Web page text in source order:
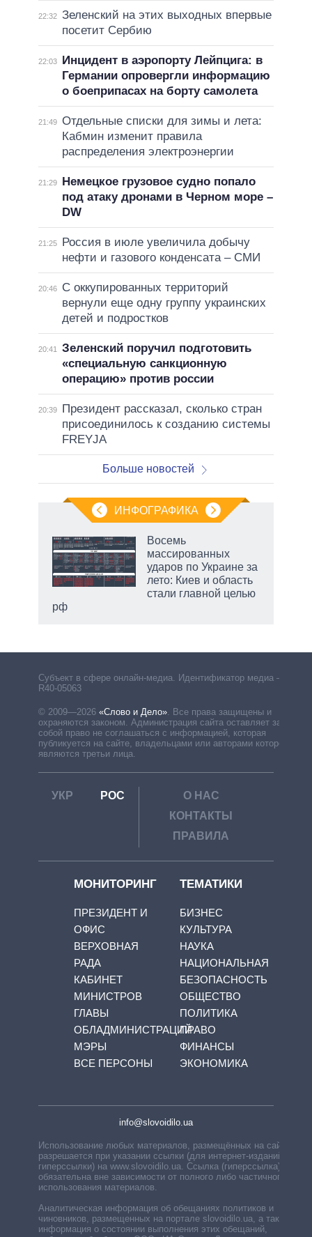
22:32 Зеленский на этих выходных впервые
посетит Сербию
22:03
Инцидент в аэропорту Лейпцига: в
Германии опровергли информацию
о боеприпасах на борту самолета
21:49 Отдельные списки для зимы и лета:
Кабмин изменит правила
распределения электроэнергии
21:29
Немецкое грузовое судно попало
под атаку дронами в Черном море –
DW
21:25
Россия в июле увеличила добычу
нефти и газового конденсата – СМИ
20:46
С оккупированных территорий
вернули еще одну группу украинских
детей и подростков
20:41
Зеленский поручил подготовить
«специальную санкционную
операцию» против россии
20:39
Президент рассказал, сколько стран
присоединилось к созданию системы
FREYJA
Больше новостей
ИНФОГРАФИКА
Восемь
массированных
ударов по Украине за
лето: Киев и область
стали главной целью
рф
Субъект в сфере онлайн-медиа. Идентификатор медиа –
R40-05063
© 2009—2026 «Слово и Дело». Все права защищены и
охраняются законом. Администрация сайта оставляет за
собой право не соглашаться с информацией, которая
публикуется на сайте, владельцами или авторами которой
являются третьи лица.
УКР РОС
О НАС
КОНТАКТЫ
ПРАВИЛА
МОНИТОРИНГ
ПРЕЗИДЕНТ И
ОФИС
ВЕРХОВНАЯ
РАДА
КАБИНЕТ
МИНИСТРОВ
ГЛАВЫ
ОБЛАДМИНИСТРАЦИЙ
МЭРЫ
ВСЕ ПЕРСОНЫ
ТЕМАТИКИ
БИЗНЕС
КУЛЬТУРА
НАУКА
НАЦИОНАЛЬНАЯ
БЕЗОПАСНОСТЬ
ОБЩЕСТВО
ПОЛИТИКА
ПРАВО
ФИНАНСЫ
ЭКОНОМИКА
info@slovoidilo.ua
Использование любых материалов, размещённых на сайте,
разрешается при указании ссылки (для интернет-изданий —
гиперссылки) на www.slovoidilo.ua. Ссылка (гиперссылка)
обязательна вне зависимости от полного либо частичного
использования материалов.
Аналитическая информация об обещаниях политиков и
чиновников, размещенных на портале slovoidilo.ua, а также
информация о состоянии выполнения этих обещаний,